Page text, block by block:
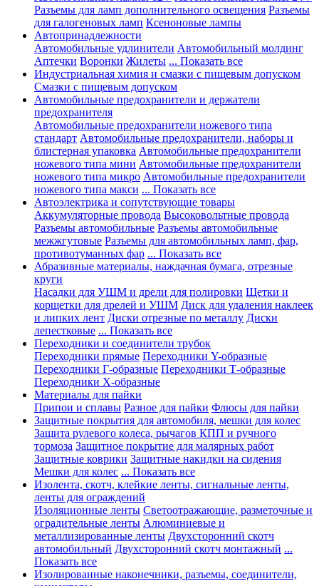
Разъемы для ламп дополнительного освещения Разъемы
для галогеновых ламп Ксеноновые лампы
Автопринадлежности
Автомобильные удлинители Автомобильный молдинг
Аптечки Воронки Жилеты ... Показать все
Индустриальная химия и смазки с пищевым допуском
Смазки с пищевым допуском
Автомобильные предохранители и держатели
предохранителя
Автомобильные предохранители ножевого типа
стандарт Автомобильные предохранители, наборы и
блистерная упаковка Автомобильные предохранители
ножевого типа мини Автомобильные предохранители
ножевого типа микро Автомобильные предохранители
ножевого типа макси ... Показать все
Автоэлектрика и сопутствующие товары
Аккумуляторные провода Высоковольтные провода
Разъемы автомобильные Разъемы автомобильные
межжгутовые Разъемы для автомобильных ламп, фар,
противотуманных фар ... Показать все
Абразивные материалы, наждачная бумага, отрезные
круги
Насадки для УШМ и дрели для полировки Щетки и
корщетки для дрелей и УШМ Диск для удаления наклеек
и липких лент Диски отрезные по металлу Диски
лепестковые ... Показать все
Переходники и соединители трубок
Переходники прямые Переходники Y-образные
Переходники Г-образные Переходники Т-образные
Переходники Х-образные
Материалы для пайки
Припои и сплавы Разное для пайки Флюсы для пайки
Защитные покрытия для автомобиля, мешки для колес
Защита рулевого колеса, рычагов КПП и ручного
тормоза Защитное покрытие для малярных работ
Защитные коврики Защитные накидки на сидения
Мешки для колес ... Показать все
Изолента, скотч, клейкие ленты, сигнальные ленты,
ленты для ограждений
Изоляционные ленты Светоотражающие, разметочные и
оградительные ленты Алюминиевые и
металлизированные ленты Двухсторонний скотч
автомобильный Двухсторонний скотч монтажный ...
Показать все
Изолированные наконечники, разъемы, соединители,